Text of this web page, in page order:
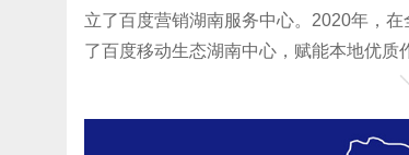
立了百度营销湖南服务中心。2020年，
了百度移动生态湖南中心，赋能本地优质